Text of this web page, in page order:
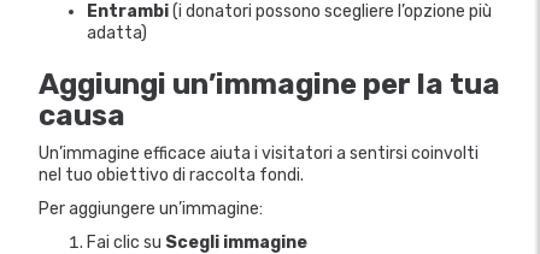
Entrambi(i donatori possono scegliere l’opzione più
adatta)
Aggiungi un’immagine per la tua
causa
Un’immagine efficace aiuta i visitatori a sentirsi coinvolti
nel tuo obiettivo di raccolta fondi.
Per aggiungere un’immagine:
Fai clic su Scegli immagine